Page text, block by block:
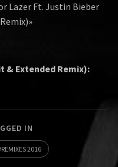
Lazer Ft. Justin Bieber
& Extended Remix):
IN
REMIXES 2016